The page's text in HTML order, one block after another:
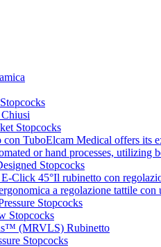
Stopcocks
con TuboElcam Medical offers its
or hand processes, utilizing
Stopcocks
Click 45°Il rubinetto con
a regolazione tattile
Stopcocks
Stopcocks
(MRVLS) Rubinetto
Stopcocks